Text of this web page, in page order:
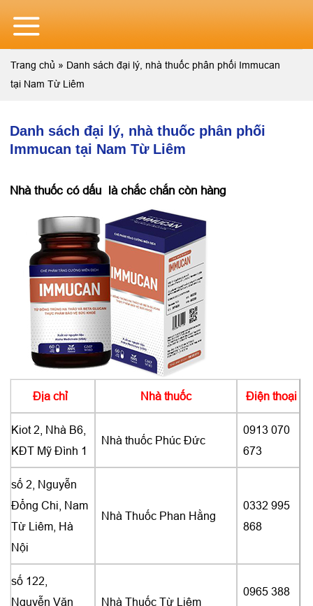
content
Trang chủ » Danh sách đại lý, nhà thuốc phân phối Immucan
tại Nam Từ Liêm
Danh sách đại lý, nhà thuốc phân phối
Immucan tại Nam Từ Liêm
Nhà thuốc có dấu là chắc chắn còn hàng
Địa chỉ Nhà thuốc Điện thoại
Kiot 2, Nhà B6,
KĐT Mỹ Đình 1
Nhà thuốc Phúc Đức
0913 070
673
số 2, Nguyễn
Đổng Chi, Nam
Từ Liêm, Hà
Nội
Nhà Thuốc Phan Hằng
0332 995
868
số 122,
Nguyễn Văn
Nhà Thuốc Từ Liêm
0965 388